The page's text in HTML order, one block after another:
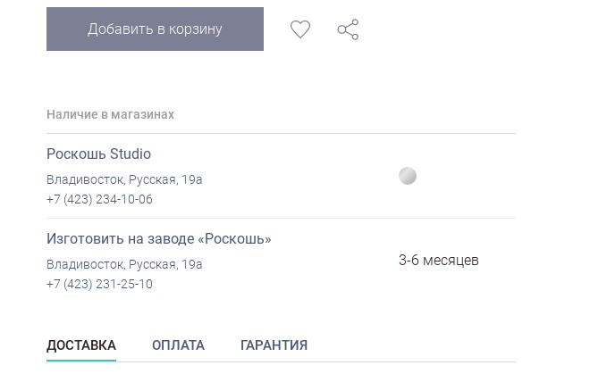
Добавить в корзину
Наличие в магазинах
Роскошь Studio
Владивосток, Русская, 19а
+7 (423) 234-10-06
Изготовить на заводе «Роскошь»
Владивосток, Русская, 19а
+7 (423) 231-25-10
3-6 месяцев
ДОСТАВКА ОПЛАТА ГАРАНТИЯ